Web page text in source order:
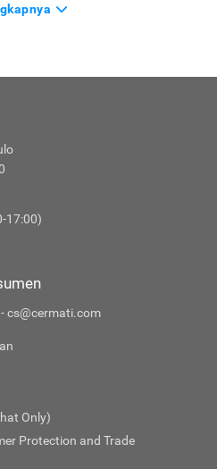
17:00)
cs@cermati.com
Only)
Protection and Trade